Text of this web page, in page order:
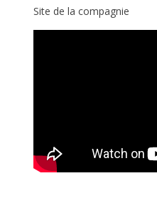
Site de la compagnie